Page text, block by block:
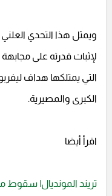
ويمثل هذا التحدي العلني
لإثبات قدرته على مجابهة
التي يمتلكها هداف
الكبرى والمصيرية.
اقرأ أيضا
تريند المونديال| سقوط